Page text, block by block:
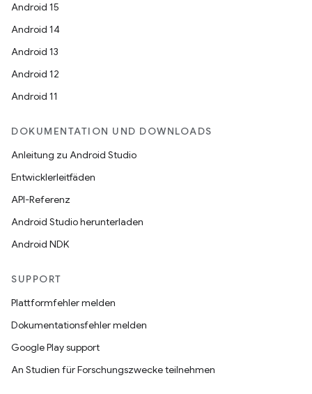
Android 15
Android 14
Android 13
Android 12
Android 11
DOKUMENTATION UND DOWNLOADS
Anleitung zu Android Studio
Entwicklerleitfäden
API-Referenz
Android Studio herunterladen
Android NDK
SUPPORT
Plattformfehler melden
Dokumentationsfehler melden
Google Play support
An Studien für Forschungszwecke teilnehmen